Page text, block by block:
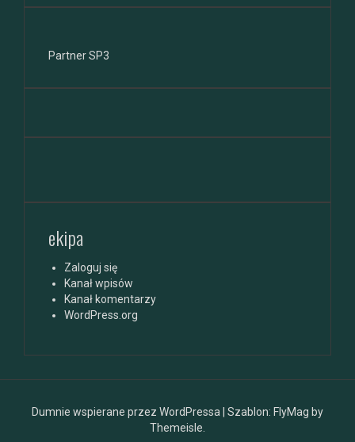
Partner SP3
ekipa
Zaloguj się
Kanał wpisów
Kanał komentarzy
WordPress.org
Dumnie wspierane przez WordPressa Szablon: FlyMag by
Themeisle.